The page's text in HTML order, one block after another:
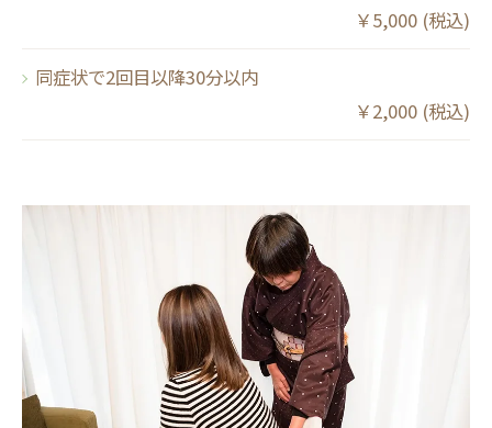
￥5,000 (税込)
同症状で2回目以降30分以内
￥2,000 (税込)